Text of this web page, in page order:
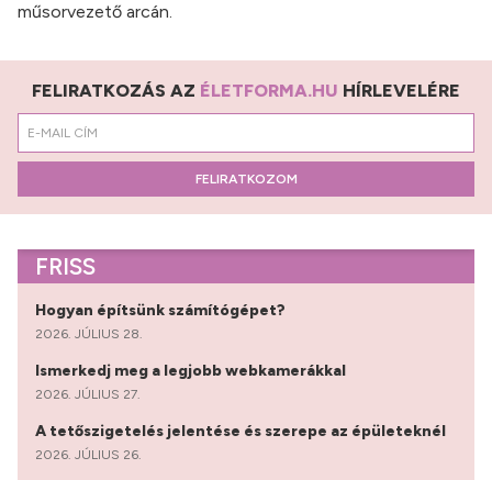
műsorvezető arcán.
FELIRATKOZÁS AZ ÉLETFORMA.HU HÍRLEVELÉRE
FELIRATKOZOM
FRISS
Hogyan építsünk számítógépet?
2026. JÚLIUS 28.
Ismerkedj meg a legjobb webkamerákkal
2026. JÚLIUS 27.
A tetőszigetelés jelentése és szerepe az épületeknél
2026. JÚLIUS 26.